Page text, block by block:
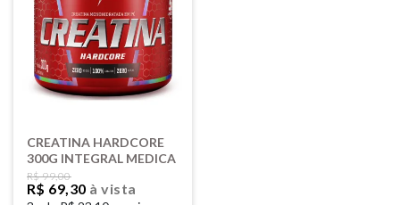
CREATINA HARDCORE
300G INTEGRAL MEDICA
R$ 99,00
R$ 69,30 à vista